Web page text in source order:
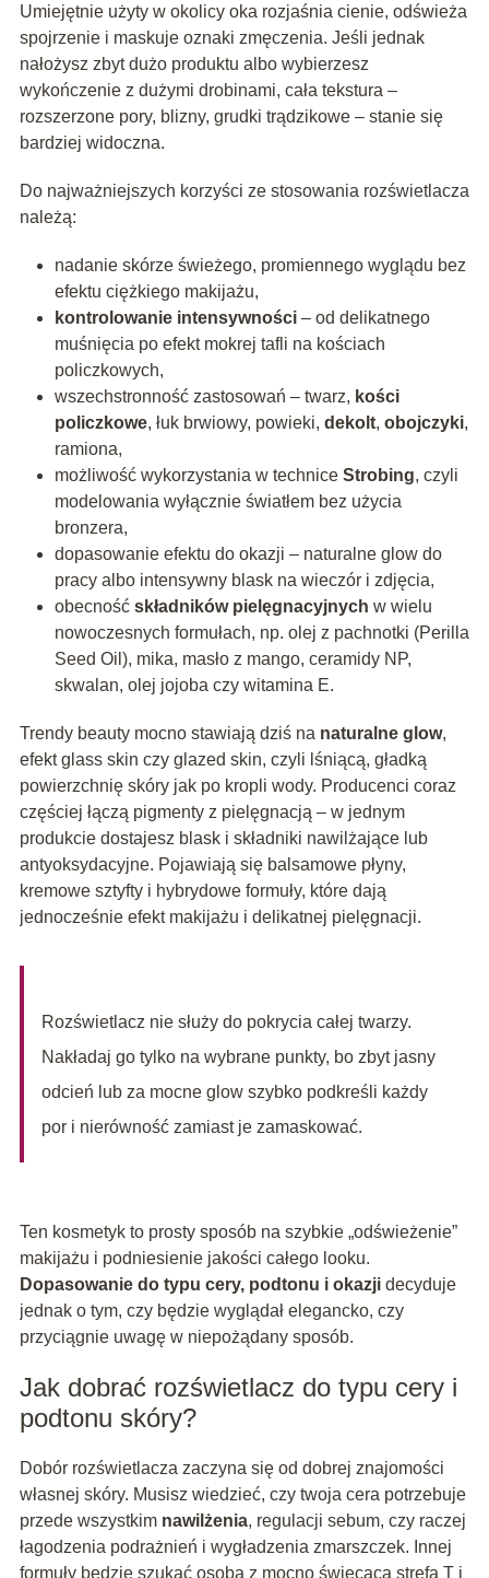
Umiejętnie użyty w okolicy oka rozjaśnia cienie, odświeża
spojrzenie i maskuje oznaki zmęczenia. Jeśli jednak
nałożysz zbyt dużo produktu albo wybierzesz
wykończenie z dużymi drobinami, cała tekstura –
rozszerzone pory, blizny, grudki trądzikowe – stanie się
bardziej widoczna.
Do najważniejszych korzyści ze stosowania rozświetlacza
należą:
nadanie skórze świeżego, promiennego wyglądu bez
efektu ciężkiego makijażu,
kontrolowanie intensywności– od delikatnego
muśnięcia po efekt mokrej tafli na kościach
policzkowych,
wszechstronność zastosowań – twarz, kości
policzkowe, łuk brwiowy, powieki, dekolt, obojczyki,
ramiona,
możliwość wykorzystania w technice Strobing, czyli
modelowania wyłącznie światłem bez użycia
bronzera,
dopasowanie efektu do okazji – naturalne glow do
pracy albo intensywny blask na wieczór i zdjęcia,
obecność składników pielęgnacyjnych w wielu
nowoczesnych formułach, np. olej z pachnotki (Perilla
Seed Oil), mika, masło z mango, ceramidy NP,
skwalan, olej jojoba czy witamina E.
Trendy beauty mocno stawiają dziś na naturalne glow,
efekt glass skin czy glazed skin, czyli lśniącą, gładką
powierzchnię skóry jak po kropli wody. Producenci coraz
częściej łączą pigmenty z pielęgnacją – w jednym
produkcie dostajesz blask i składniki nawilżające lub
antyoksydacyjne. Pojawiają się balsamowe płyny,
kremowe sztyfty i hybrydowe formuły, które dają
jednocześnie efekt makijażu i delikatnej pielęgnacji.
Rozświetlacz nie służy do pokrycia całej twarzy.
Nakładaj go tylko na wybrane punkty, bo zbyt jasny
odcień lub za mocne glow szybko podkreśli każdy
por i nierówność zamiast je zamaskować.
Ten kosmetyk to prosty sposób na szybkie „odświeżenie”
makijażu i podniesienie jakości całego looku.
Dopasowanie do typu cery, podtonu i okazjidecyduje
jednak o tym, czy będzie wyglądał elegancko, czy
przyciągnie uwagę w niepożądany sposób.
Jak dobrać rozświetlacz do typu cery i
podtonu skóry?
Dobór rozświetlacza zaczyna się od dobrej znajomości
własnej skóry. Musisz wiedzieć, czy twoja cera potrzebuje
przede wszystkim nawilżenia, regulacji sebum, czy raczej
łagodzenia podrażnień i wygładzenia zmarszczek. Innej
formuły będzie szukać osoba z mocno świecącą strefą T i